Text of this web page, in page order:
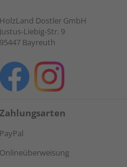
HolzLand Dostler GmbH
Justus-Liebig-Str. 9
95447 Bayreuth
Zahlungsarten
PayPal
Onlineüberweisung